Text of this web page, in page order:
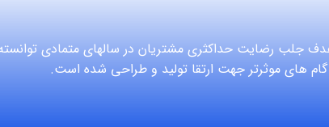
جلب رضایت حداکثری مشتریان در سالهای متمادی
های موثرتر جهت ارتقا تولید و طراحی شده است.